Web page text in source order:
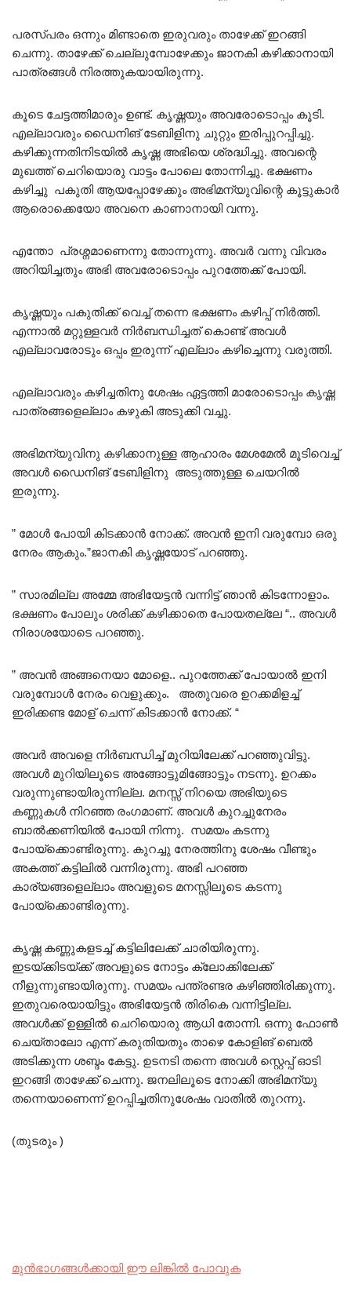
പരസ്പരം ഒന്നും മിണ്ടാതെ ഇരുവരും താഴേക്ക് ഇറങ്ങി
ചെന്നു. താഴേക്ക് ചെല്ലുമ്പോഴേക്കും ജാനകി കഴിക്കാനായി
പാത്രങ്ങൾ നിരത്തുകയായിരുന്നു.
കൂടെ ചേട്ടത്തിമാരും ഉണ്ട്. കൃഷ്ണയും അവരോടൊപ്പം കൂടി.
എല്ലാവരും ഡൈനിങ് ടേബിളിനു ചുറ്റും ഇരിപ്പുറപ്പിച്ചു.
കഴിക്കുന്നതിനിടയിൽ കൃഷ്ണ അഭിയെ ശ്രദ്ധിച്ചു. അവന്റെ
മുഖത്ത് ചെറിയൊരു വാട്ടം പോലെ തോന്നിച്ചു. ഭക്ഷണം
കഴിച്ചു പകുതി ആയപ്പോഴേക്കും അഭിമന്യുവിന്റെ കൂട്ടുകാർ
ആരൊക്കെയോ അവനെ കാണാനായി വന്നു.
എന്തോ പ്രശ്നമാണെന്നു തോന്നുന്നു. അവർ വന്നു വിവരം
അറിയിച്ചതും അഭി അവരോടൊപ്പം പുറത്തേക്ക് പോയി.
കൃഷ്ണയും പകുതിക്ക് വെച്ച് തന്നെ ഭക്ഷണം കഴിപ്പ് നിർത്തി.
എന്നാൽ മറ്റുള്ളവർ നിർബന്ധിച്ചത് കൊണ്ട് അവൾ
എല്ലാവരോടും ഒപ്പം ഇരുന്ന് എല്ലാം കഴിച്ചെന്നു വരുത്തി.
എല്ലാവരും കഴിച്ചതിനു ശേഷം ഏട്ടത്തി മാരോടൊപ്പം കൃഷ്ണ
പാത്രങ്ങളെല്ലാം കഴുകി അടുക്കി വച്ചു.
അഭിമന്യുവിനു കഴിക്കാനുള്ള ആഹാരം മേശമേൽ മൂടിവെച്ച്
അവൾ ഡൈനിങ് ടേബിളിനു അടുത്തുള്ള ചെയറിൽ
ഇരുന്നു.
” മോൾ പോയി കിടക്കാൻ നോക്ക്. അവൻ ഇനി വരുമ്പോ ഒരു
നേരം ആകും.”ജാനകി കൃഷ്ണയോട് പറഞ്ഞു.
” സാരമില്ല അമ്മേ അഭിയേട്ടൻ വന്നിട്ട് ഞാൻ കിടന്നോളാം.
ഭക്ഷണം പോലും ശരിക്ക് കഴിക്കാതെ പോയതല്ലേ “.. അവൾ
നിരാശയോടെ പറഞ്ഞു.
” അവൻ അങ്ങനെയാ മോളെ.. പുറത്തേക്ക് പോയാൽ ഇനി
വരുമ്പോൾ നേരം വെളുക്കും. അതുവരെ ഉറക്കമിളച്ച്
ഇരിക്കണ്ട മോള് ചെന്ന് കിടക്കാൻ നോക്ക്. “
അവർ അവളെ നിർബന്ധിച്ച് മുറിയിലേക്ക് പറഞ്ഞുവിട്ടു.
അവൾ മുറിയിലൂടെ അങ്ങോട്ടുമിങ്ങോട്ടും നടന്നു. ഉറക്കം
വരുന്നുണ്ടായിരുന്നില്ല. മനസ്സ് നിറയെ അഭിയുടെ
കണ്ണുകൾ നിറഞ്ഞ രംഗമാണ്. അവൾ കുറച്ചുനേരം
ബാൽക്കണിയിൽ പോയി നിന്നു. സമയം കടന്നു
പോയ്ക്കൊണ്ടിരുന്നു. കുറച്ചു നേരത്തിനു ശേഷം വീണ്ടും
അകത്ത് കട്ടിലിൽ വന്നിരുന്നു. അഭി പറഞ്ഞ
കാര്യങ്ങളെല്ലാം അവളുടെ മനസ്സിലൂടെ കടന്നു
പോയ്ക്കൊണ്ടിരുന്നു.
കൃഷ്ണ കണ്ണുകളടച്ച് കട്ടിലിലേക്ക് ചാരിയിരുന്നു.
ഇടയ്ക്കിടയ്ക്ക് അവളുടെ നോട്ടം ക്ലോക്കിലേക്ക്
നീളുന്നുണ്ടായിരുന്നു. സമയം പന്ത്രണ്ടര കഴിഞ്ഞിരിക്കുന്നു.
ഇതുവരെയായിട്ടും അഭിയേട്ടൻ തിരികെ വന്നിട്ടില്ല.
അവൾക്ക് ഉള്ളിൽ ചെറിയൊരു ആധി തോന്നി. ഒന്നു ഫോൺ
ചെയ്താലോ എന്ന് കരുതിയതും താഴെ കോളിങ് ബെൽ
അടിക്കുന്ന ശബ്ദം കേട്ടു. ഉടനടി തന്നെ അവൾ സ്റ്റെപ്പ് ഓടി
ഇറങ്ങി താഴേക്ക് ചെന്നു. ജനലിലൂടെ നോക്കി അഭിമന്യു
തന്നെയാണെന്ന് ഉറപ്പിച്ചതിനുശേഷം വാതിൽ തുറന്നു.
(തുടരും )
മുൻഭാഗങ്ങൾക്കായി ഈ ലിങ്കിൽ പോവുക